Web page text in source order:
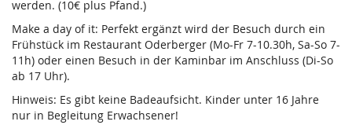
werden. (10€ plus Pfand.)
Make a day of it: Perfekt ergänzt wird der Besuch durch ein
Frühstück im Restaurant Oderberger (Mo-Fr 7-10.30h, Sa-So 7-
11h) oder einen Besuch in der Kaminbar im Anschluss (Di-So
ab 17 Uhr).
Hinweis: Es gibt keine Badeaufsicht. Kinder unter 16 Jahre
nur in Begleitung Erwachsener!